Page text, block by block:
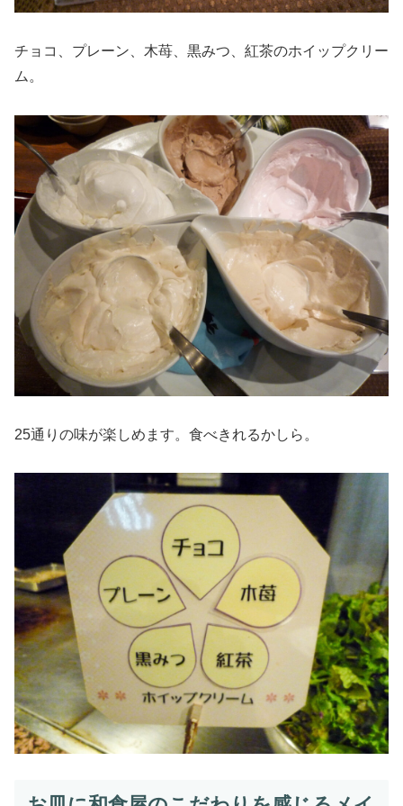
チョコ、プレーン、木苺、黒みつ、紅茶のホイップクリー
ム。
25通りの味が楽しめます。食べきれるかしら。